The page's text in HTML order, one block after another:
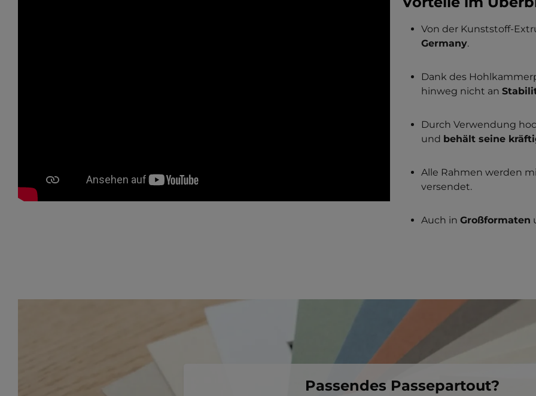
Von der Kunststoff-
Germany.
Dank des
hinweg nicht an
Durch Verwendung
und behält seine
Alle Rahmen werden
versendet.
Auch in Großformaten
Passendes Passepartout?